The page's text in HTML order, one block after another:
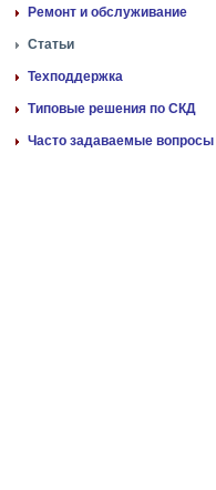
Ремонт и обслуживание
Статьи
Техподдержка
Типовые решения по СКД
Часто задаваемые вопросы